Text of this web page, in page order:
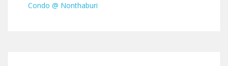
Condo @ Nonthaburi